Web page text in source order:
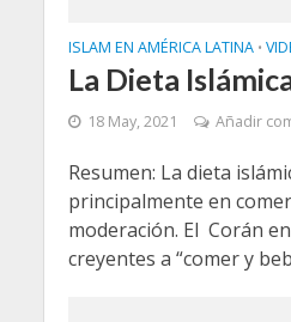
ISLAM EN AMÉRICA LATINA •
La Dieta
18 May, 2021 Añadir
Resumen: La dieta
principalmente en
moderación. El Corán
creyentes a “comer y